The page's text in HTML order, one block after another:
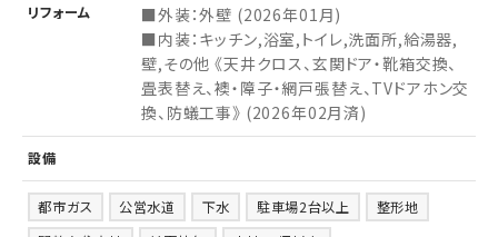
リフォーム
■外装：外壁 (2026年01月)
■内装：キッチン,浴室,トイレ,洗面所,給湯器,
壁,その他 《天井クロス、玄関ドア・靴箱交換、
畳表替え、襖・障子・網戸張替え、TVドアホン交
換、防蟻工事》 (2026年02月済)
設備
都市ガス 公営水道 下水 駐車場2台以上
整形地